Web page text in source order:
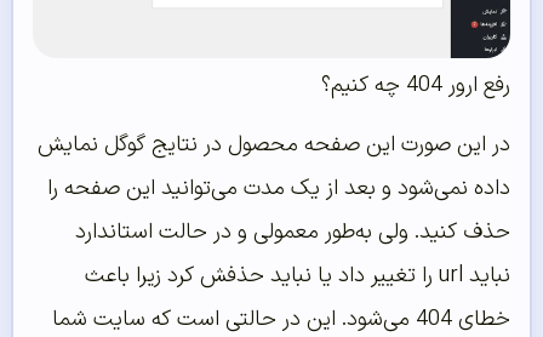
رفع ارور 404 چه کنیم؟
در این صورت این صفحه محصول در نتایج گوگل نمایش
داده نمی‌شود و بعد از یک مدت می‌توانید این صفحه را
حذف کنید. ولی به‌طور معمولی و در حالت استاندارد
نباید url را تغییر داد یا نباید حذفش کرد زیرا باعث
خطای 404 می‌شود. این در حالتی است که سایت شما